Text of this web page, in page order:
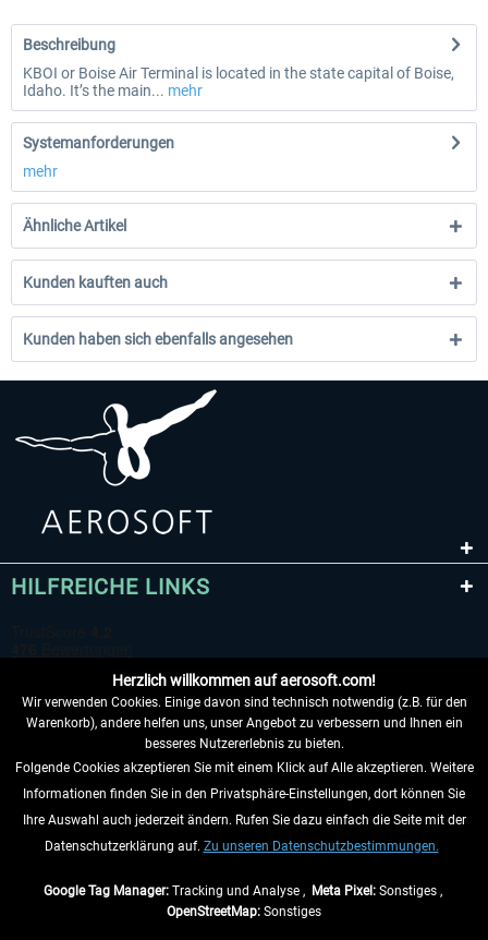
Beschreibung
KBOI or Boise Air Terminal is located in the state capital of Boise,
Idaho. It’s the main... mehr
Systemanforderungen
mehr
Ähnliche Artikel
Kunden kauften auch
Kunden haben sich ebenfalls angesehen
HILFREICHE LINKS
VERTRAG WIDERRUFEN
INFORMATIONEN
Herzlich willkommen auf aerosoft.com!
Wir verwenden Cookies. Einige davon sind technisch notwendig (z.B. für den
Warenkorb), andere helfen uns, unser Angebot zu verbessern und Ihnen ein
besseres Nutzererlebnis zu bieten.
Folgende Cookies akzeptieren Sie mit einem Klick auf Alle akzeptieren. Weitere
Informationen finden Sie in den Privatsphäre-Einstellungen, dort können Sie
Ihre Auswahl auch jederzeit ändern. Rufen Sie dazu einfach die Seite mit der
Datenschutzerklärung auf. Zu unseren Datenschutzbestimmungen.
Google Tag Manager:Tracking und Analyse , Meta Pixel:Sonstiges ,
OpenStreetMap: Sonstiges